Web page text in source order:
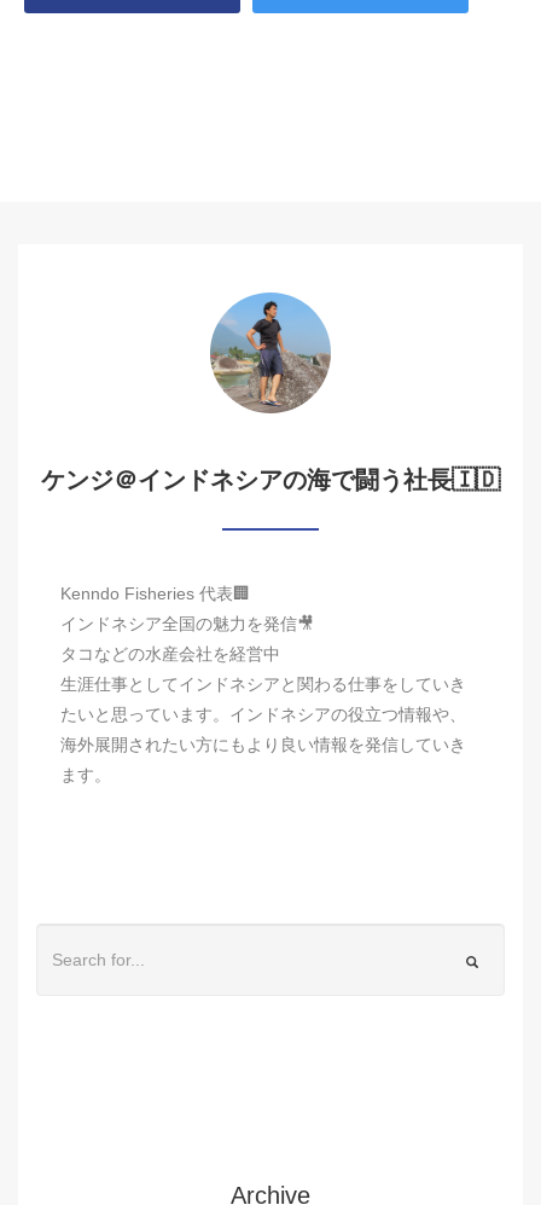
ケンジ＠インドネシアの海で闘う社長🇮🇩
Kenndo Fisheries 代表🏢
インドネシア全国の魅力を発信🎥
タコなどの水産会社を経営中
生涯仕事としてインドネシアと関わる仕事をしていき
たいと思っています。インドネシアの役立つ情報や、
海外展開されたい方にもより良い情報を発信していき
ます。
Archive